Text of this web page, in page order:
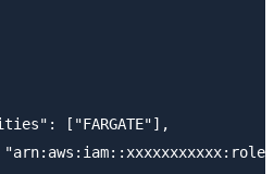
["FARGATE"],